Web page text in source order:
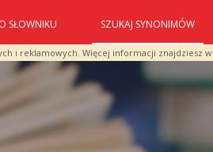
i reklamowych. Więcej informacji znajdziesz w
O SŁOWNIKU SZUKAJ SYNONIMÓW